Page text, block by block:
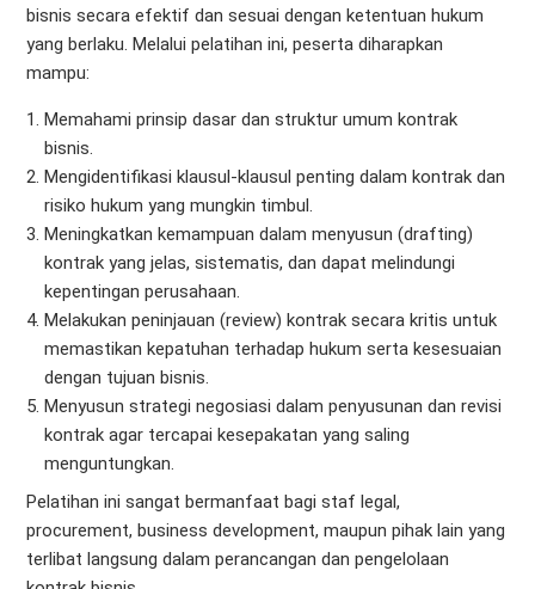
bisnis secara efektif dan sesuai dengan ketentuan hukum
yang berlaku. Melalui pelatihan ini, peserta diharapkan
mampu:
Memahami prinsip dasar dan struktur umum kontrak
bisnis.
Mengidentifikasi klausul-klausul penting dalam kontrak dan
risiko hukum yang mungkin timbul.
Meningkatkan kemampuan dalam menyusun (drafting)
kontrak yang jelas, sistematis, dan dapat melindungi
kepentingan perusahaan.
Melakukan peninjauan (review) kontrak secara kritis untuk
memastikan kepatuhan terhadap hukum serta kesesuaian
dengan tujuan bisnis.
Menyusun strategi negosiasi dalam penyusunan dan revisi
kontrak agar tercapai kesepakatan yang saling
menguntungkan.
Pelatihan ini sangat bermanfaat bagi staf legal,
procurement, business development, maupun pihak lain yang
terlibat langsung dalam perancangan dan pengelolaan